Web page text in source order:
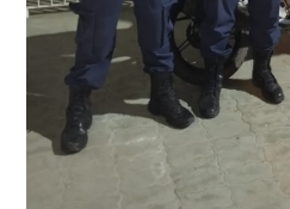
Ministério Público
emocionantes de pais e
escuta pública.
dialogada em prol do